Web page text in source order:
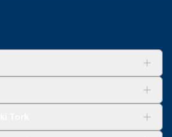
dozirnike, kupljene ali zakupljene v
od maja 2023. Izdelek s certifikatom
id.com/9VIUDN.
ocen življenjske dobe (LCA), ki jih je
uporabi pri poročanju o emisijah